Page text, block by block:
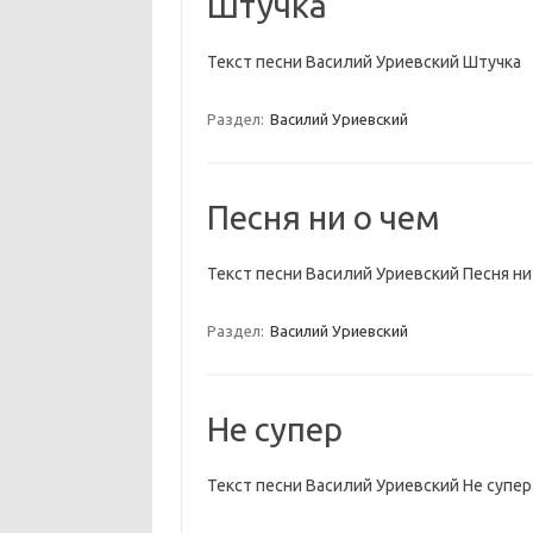
Текст песни Василий Уриевский Штучка
Раздел: Василий Уриевский
Песня ни о чем
Текст песни Василий Уриевский Песня
Раздел: Василий Уриевский
Не супер
Текст песни Василий Уриевский Не супер